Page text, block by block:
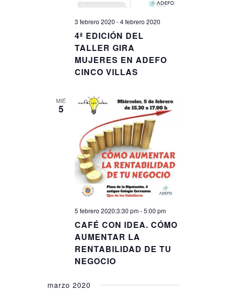
3 febrero 2020 -4 febrero 2020
4ª EDICIÓN DEL
TALLER GIRA
MUJERES EN ADEFO
CINCO VILLAS
MIÉ
5
5 febrero 2020:3:30 pm-5:00 pm
CAFÉ CON IDEA. CÓMO
AUMENTAR LA
RENTABILIDAD DE TU
NEGOCIO
marzo 2020